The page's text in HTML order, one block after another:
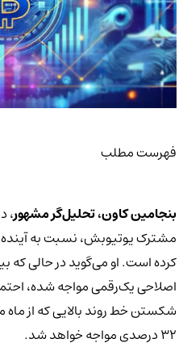
فهرست مطلب
بنجامین کاون، تحلیل‌گر مشهور
کرده است. او می‌گوید در حالی که
اصلاحی یک‌رقمی مواجه شده،
شکستن خط روند بالایی که از
۳۲ درصدی مواجه خواهد شد.